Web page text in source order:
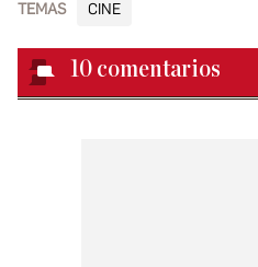
TEMAS CINE
10 comentarios